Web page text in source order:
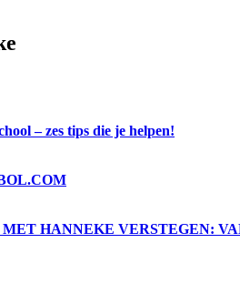
– zes tips die je helpen!
HANNEKE VERSTEGEN: